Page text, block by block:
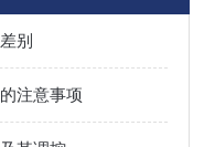
别
注意事项